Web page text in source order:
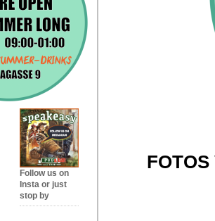
Follow us on
Insta or just
stop by